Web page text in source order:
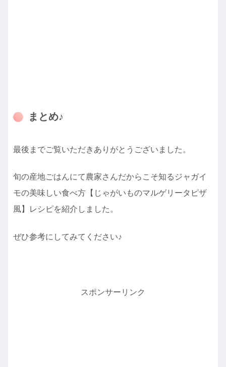
まとめ♪
最後までご覧いただきありがとうございました。
旬の産地ごはんにて農家さんだからこそ知るジャガイ
モの美味しい食べ方【じゃがいものマルゲリータピザ
風】レシピを紹介しました。
ぜひ参考にしてみてください♪
スポンサーリンク